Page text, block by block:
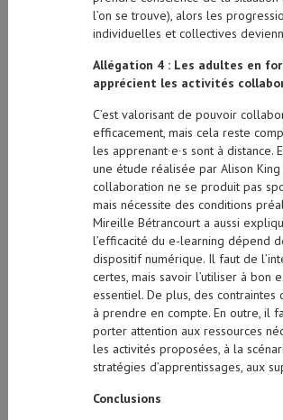
l’on se trouve), alors les
individuelles et collectives
Allégation 4 : Les adultes en
apprécient les activités
C’est valorisant de pouvoir
efficacement, mais cela reste
les apprenant∙e∙s sont à distance.
une étude réalisée par Alison King
collaboration ne se produit pas
mais nécessite des conditions
Mireille Bétrancourt a aussi
l’efficacité du e-learning dépend
dispositif numérique. Il faut de
certes, mais savoir l’utiliser à bon
essentiel. De plus, des contraintes
à prendre en compte. En outre, il
porter attention aux ressources
les activités proposées, à la
stratégies d’apprentissages, aux
Conclusions